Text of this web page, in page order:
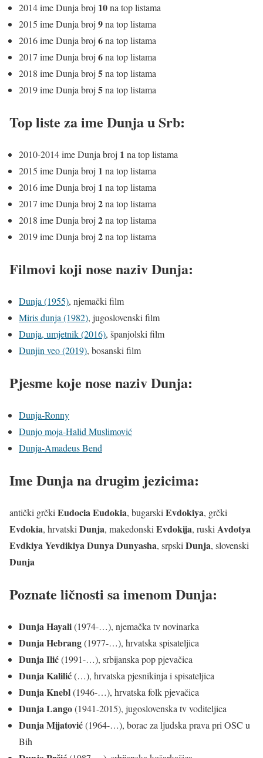
2014 ime Dunja broj 10na top listama
2015 ime Dunja broj 9na top listama
2016 ime Dunja broj 6na top listama
2017 ime Dunja broj 6na top listama
2018 ime Dunja broj 5na top listama
2019 ime Dunja broj 5na top listama
Top liste za ime Dunja u Srb:
2010-2014 ime Dunja broj 1 na top listama
2015 ime Dunja broj 1 na top listama
2016 ime Dunja broj 1 na top listama
2017 ime Dunja broj 2na top listama
2018 ime Dunja broj 2na top listama
2019 ime Dunja broj 2na top listama
Filmovi koji nose naziv Dunja:
Dunja (1955), njemački film
Miris dunja (1982), jugoslovenski film
Dunja, umjetnik (2016), španjolski film
Dunjin veo (2019), bosanski film
Pjesme koje nose naziv Dunja:
Dunja-Ronny
Dunjo moja-Halid Muslimović
Dunja-Amadeus Bend
Ime Dunja na drugim jezicima:
antički grčki Eudocia Eudokia, bugarski Evdokiya, grčki
Evdokia, hrvatski Dunja, makedonski Evdokija, ruski Avdotya
Evdkiya Yevdikiya DunyaDunyasha, srpski Dunja, slovenski
Dunja
Poznate ličnosti sa imenom Dunja:
Dunja Hayali(1974-…), njemačka tv novinarka
Dunja Hebrang(1977-…), hrvatska spisateljica
Dunja Ilić(1991-…), srbijanska pop pjevačica
Dunja Kalilić(…), hrvatska pjesnikinja i spisateljica
Dunja Knebl(1946-…), hrvatska folk pjevačica
Dunja Lango(1941-2015), jugoslovenska tv voditeljica
Dunja Mijatović(1964-…), borac za ljudska prava pri OSC u
Bih